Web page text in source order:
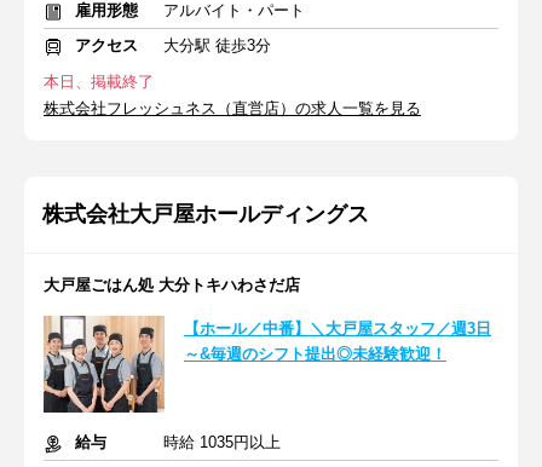
雇用形態
アルバイト・パート
アクセス
大分駅 徒歩3分
本日、掲載終了
株式会社フレッシュネス（直営店）の求人一覧を見る
株式会社大戸屋ホールディングス
大戸屋ごはん処 大分トキハわさだ店
【ホール／中番】＼大戸屋スタッフ／週3日
～&毎週のシフト提出◎未経験歓迎！
給与
時給 1035円以上